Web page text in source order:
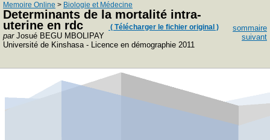
Memoire Online > Biologie et Médecine
Determinants de la mortalité intra-
uterine en rdc
( Télécharger le fichier original )
parJosué BEGU MBOLIPAY
Université de Kinshasa - Licence en démographie 2011
sommaire
suivant